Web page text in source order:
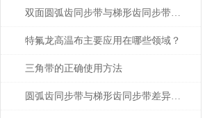
双面圆弧齿同步带与梯形齿同步带的比较分析
特氟龙高温布主要应用在哪些领域？
三角带的正确使用方法
圆弧齿同步带与梯形齿同步带差异解析